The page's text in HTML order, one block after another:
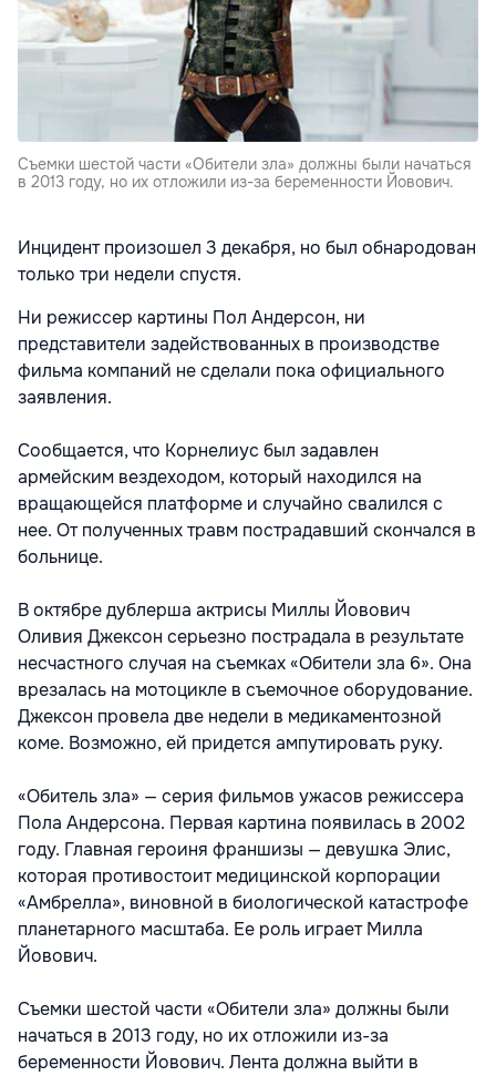
Съемки шестой части «Обители зла» должны были начаться
в 2013 году, но их отложили из-за беременности Йовович.
Инцидент произошел 3 декабря, но был обнародован
только три недели спустя.
Ни режиссер картины Пол Андерсон, ни
представители задействованных в производстве
фильма компаний не сделали пока официального
заявления.
Сообщается, что Корнелиус был задавлен
армейским вездеходом, который находился на
вращающейся платформе и случайно свалился с
нее. От полученных травм пострадавший скончался в
больнице.
В октябре дублерша актрисы Миллы Йовович
Оливия Джексон серьезно пострадала в результате
несчастного случая на съемках «Обители зла 6». Она
врезалась на мотоцикле в съемочное оборудование.
Джексон провела две недели в медикаментозной
коме. Возможно, ей придется ампутировать руку.
«Обитель зла» — серия фильмов ужасов режиссера
Пола Андерсона. Первая картина появилась в 2002
году. Главная героиня франшизы — девушка Элис,
которая противостоит медицинской корпорации
«Амбрелла», виновной в биологической катастрофе
планетарного масштаба. Ее роль играет Милла
Йовович.
Съемки шестой части «Обители зла» должны были
начаться в 2013 году, но их отложили из-за
беременности Йовович. Лента должна выйти в